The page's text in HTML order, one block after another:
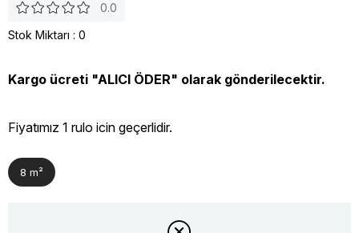
0.0
Stok Miktarı : 0
Kargo ücreti "ALICI ÖDER" olarak gönderilecektir.
Fiyatımız 1 rulo icin geçerlidir.
8 m²